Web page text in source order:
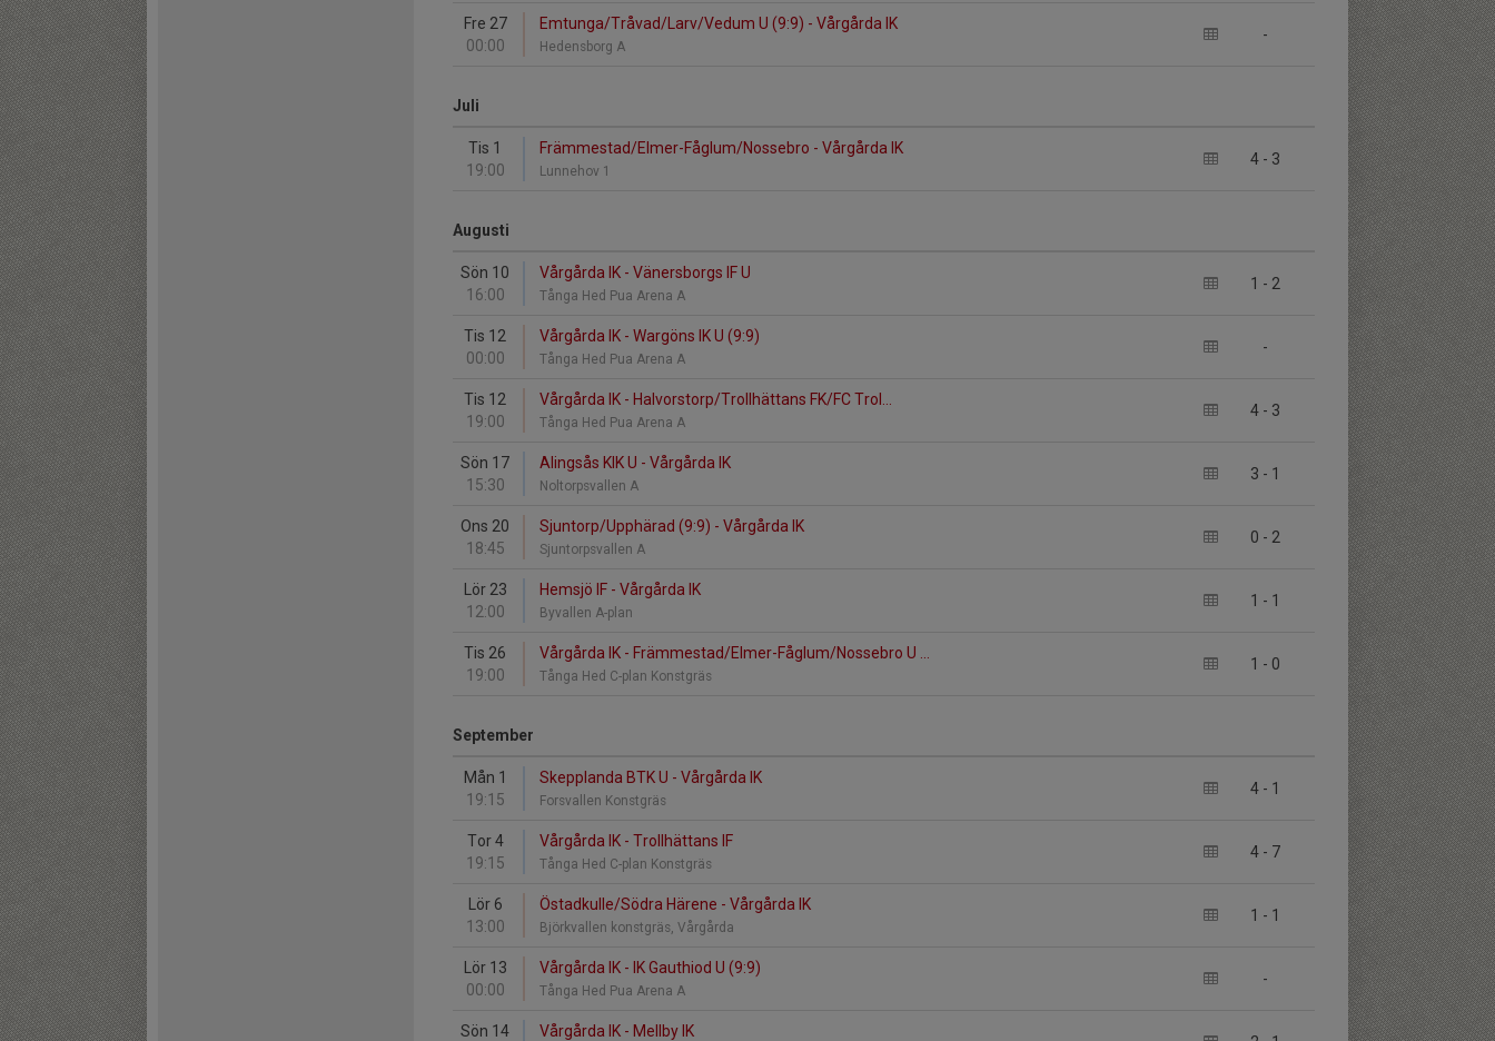
Fre 27
00:00
-
Emtunga/Tråvad/Larv/Vedum U (9:9) - Vårgårda IK
Hedensborg A
Juli
Tis 1
19:00
4 - 3
Främmestad/Elmer-Fåglum/Nossebro - Vårgårda IK
Lunnehov 1
Augusti
Sön 10
16:00
1 - 2
Vårgårda IK - Vänersborgs IF U
Tånga Hed Pua Arena A
Tis 12
00:00
-
Vårgårda IK - Wargöns IK U (9:9)
Tånga Hed Pua Arena A
Tis 12
19:00
4 - 3
Vårgårda IK - Halvorstorp/Trollhättans FK/FC Trol...
Tånga Hed Pua Arena A
Sön 17
15:30
3 - 1
Alingsås KIK U - Vårgårda IK
Noltorpsvallen A
Ons 20
18:45
0 - 2
Sjuntorp/Upphärad (9:9) - Vårgårda IK
Sjuntorpsvallen A
Lör 23
12:00
1 - 1
Hemsjö IF - Vårgårda IK
Byvallen A-plan
Tis 26
19:00
1 - 0
Vårgårda IK - Främmestad/Elmer-Fåglum/Nossebro U ...
Tånga Hed C-plan Konstgräs
September
Mån 1
19:15
4 - 1
Skepplanda BTK U - Vårgårda IK
Forsvallen Konstgräs
Tor 4
19:15
4 - 7
Vårgårda IK - Trollhättans IF
Tånga Hed C-plan Konstgräs
Lör 6
13:00
1 - 1
Östadkulle/Södra Härene - Vårgårda IK
Björkvallen konstgräs, Vårgårda
Lör 13
00:00
-
Vårgårda IK - IK Gauthiod U (9:9)
Tånga Hed Pua Arena A
Sön 14 Vårgårda IK - Mellby IK